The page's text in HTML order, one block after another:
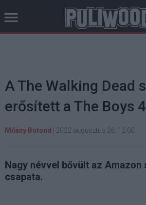
A The Walking Dead
erősített a The Boys
Milány Botond 2022 augusztus 26. 12:00
Nagy névvel bővült az
csapata.